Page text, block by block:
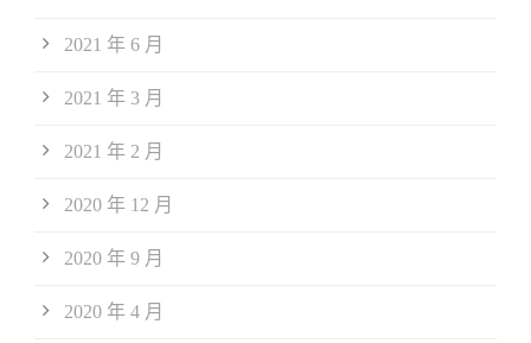
2021 年 6 月
2021 年 3 月
2021 年 2 月
2020 年 12 月
2020 年 9 月
2020 年 4 月